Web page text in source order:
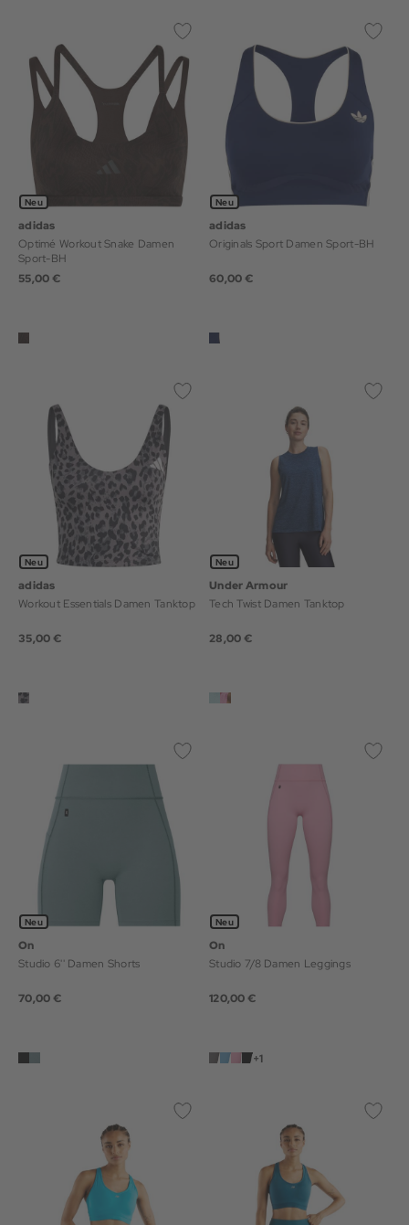
Neu
adidas
Optimé Workout Snake Damen
Sport-BH
55,00 €
Neu
adidas
Originals Sport Damen Sport-BH
60,00 €
Neu
adidas
Workout Essentials Damen Tanktop
35,00 €
Neu
Under Armour
Tech Twist Damen Tanktop
28,00 €
Neu
On
Studio 6'' Damen Shorts
70,00 €
Neu
On
Studio 7/8 Damen Leggings
120,00 €
+1